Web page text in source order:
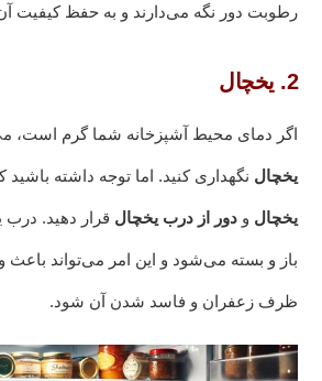
رطوبت دور نگه می‌دارند و به حفظ کیفیت
2. یخچال
اگر دمای محیط آشپزخانه شما گرم است،
یخچال نگهداری کنید. اما توجه داشته باشید
یخچال و دور از درب یخچال قرار دهید.
باز و بسته می‌شود و این امر می‌تواند
ظرف زعفران و فاسد شدن آن شود.